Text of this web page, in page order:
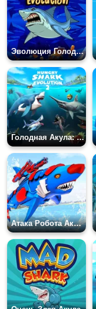
Эволюция Голодных Акул
Голодная Акула: Эволюция 2
Атака Робота Акулы PVP